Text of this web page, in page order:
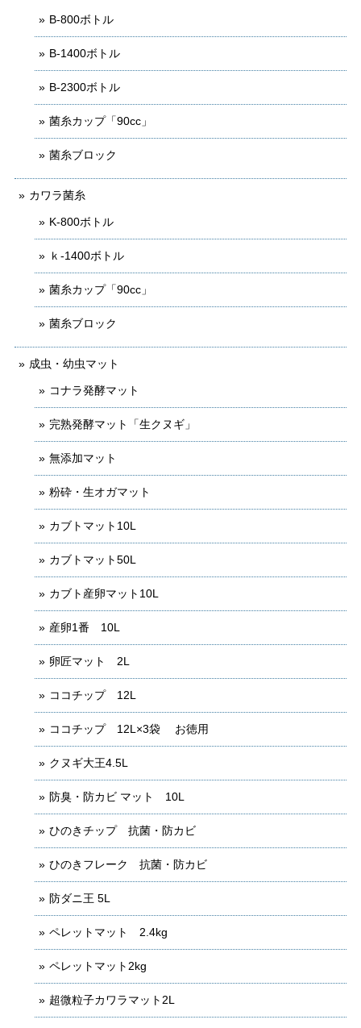
B-800ボトル
B-1400ボトル
B-2300ボトル
菌糸カップ「90cc」
菌糸ブロック
カワラ菌糸
K-800ボトル
ｋ-1400ボトル
菌糸カップ「90cc」
菌糸ブロック
成虫・幼虫マット
コナラ発酵マット
完熟発酵マット「生クヌギ」
無添加マット
粉砕・生オガマット
カブトマット10L
カブトマット50L
カブト産卵マット10L
産卵1番 10L
卵匠マット 2L
ココチップ 12L
ココチップ 12L×3袋 お徳用
クヌギ大王4.5L
防臭・防カビ マット 10L
ひのきチップ 抗菌・防カビ
ひのきフレーク 抗菌・防カビ
防ダニ王 5L
ペレットマット 2.4kg
ペレットマット2kg
超微粒子カワラマット2L